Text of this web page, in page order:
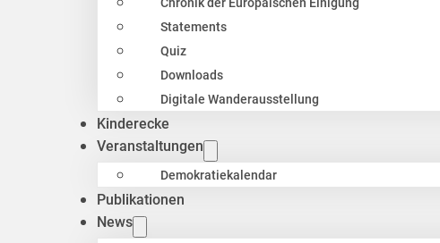
Statements
Quiz
Downloads
Digitale Wanderausstellung
Kinderecke
Veranstaltungen
Demokratiekalendar
Publikationen
News